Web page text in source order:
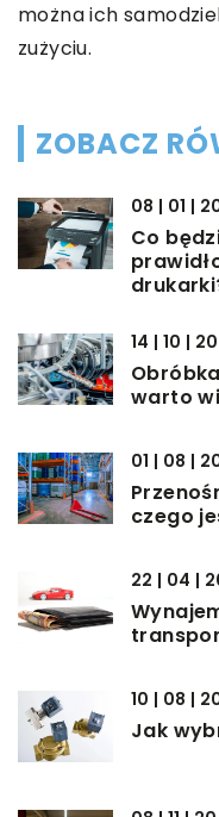
można ich
zużyciu.
ZOBACZ
08 | 01 |
Co
14 | 10 |
warto
01 | 08 |
czego
22 | 04 |
10 | 08 |
Jak